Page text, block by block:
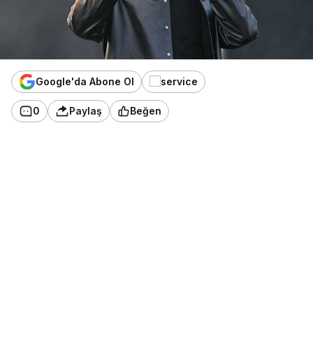
Google'da Abone Ol
0 Paylaş Beğen